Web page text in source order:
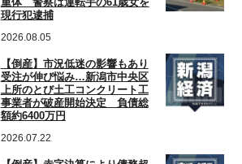
現行犯逮捕
2026.08.05
【倒産】市況低迷の影響もあり
受注が伸び悩み…新潟市中央区
上所のとび土工コンクリート工
事業者が破産開始決定 負債総
額約6400万円
2026.07.22